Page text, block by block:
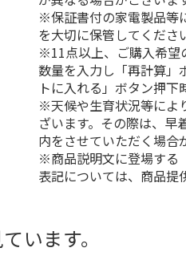
※保証書付の家電製品等
を大切に保管してくださ
※11点以上、ご購入希望
数量を入力し「再計算」
トに入れる」ボタン押下
※天候や生育状況等によ
ざいます。その際は、早
内をさせていただく場合
※商品説明文に登場する
表記については、商品提
います。